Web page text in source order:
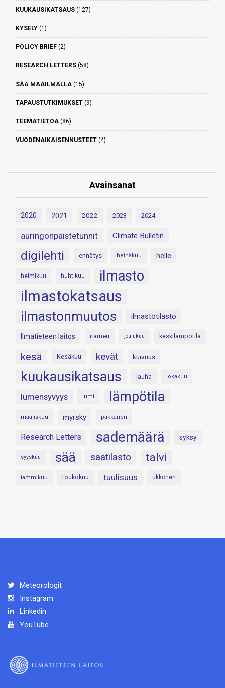
KUUKAUSIKATSAUS (127)
KYSELY (1)
POLICY BRIEF (2)
RESEARCH LETTERS (58)
SÄÄ MAAILMALLA (15)
TAPAUSTUTKIMUKSET (9)
TEEMATIETOA (86)
VUODENAIKAISENNUSTEET (4)
Avainsanat
2020 2021 2022 2023 2024
auringonpaistetunnit Climate Bulletin
digilehti ennätys heinäkuu helle
helmikuu huhtikuu ilmasto
ilmastokatsaus
ilmastonmuutos ilmastotilasto
Ilmatieteen laitos itämeri joulukuu keskilämpötila
kesä Kesäkuu kevät kuivuus
kuukausikatsaus lauha lokakuu
lumensyvyys lumi lämpötila
maaliskuu myrsky pakkanen
Research Letters sademäärä syksy
syyskuu sää säätilasto talvi
tammikuu toukokuu tuulisuus ukkonen
Meteorologit
Instagram
Linkedin
YouTube